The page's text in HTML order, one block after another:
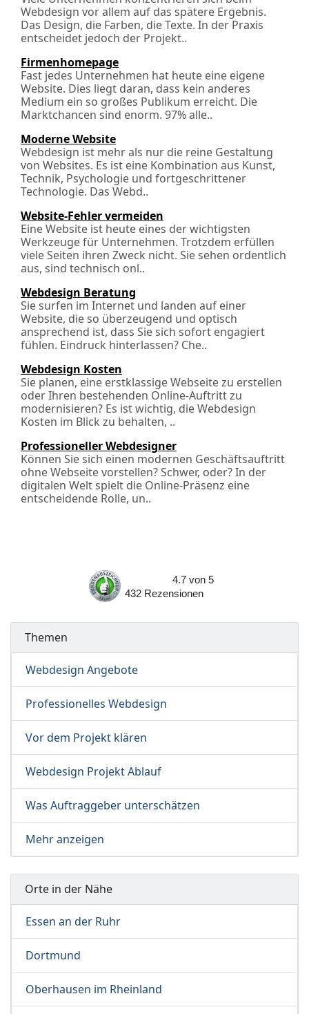
Webdesign vor allem auf das spätere Ergebnis.
Das Design, die Farben, die Texte. In der Praxis
entscheidet jedoch der Projekt..
Firmenhomepage
Fast jedes Unternehmen hat heute eine eigene
Website. Dies liegt daran, dass kein anderes
Medium ein so großes Publikum erreicht. Die
Marktchancen sind enorm. 97% alle..
Moderne Website
Webdesign ist mehr als nur die reine Gestaltung
von Websites. Es ist eine Kombination aus Kunst,
Technik, Psychologie und fortgeschrittener
Technologie. Das Webd..
Website-Fehler vermeiden
Eine Website ist heute eines der wichtigsten
Werkzeuge für Unternehmen. Trotzdem erfüllen
viele Seiten ihren Zweck nicht. Sie sehen ordentlich
aus, sind technisch onl..
Webdesign Beratung
Sie surfen im Internet und landen auf einer
Website, die so überzeugend und optisch
ansprechend ist, dass Sie sich sofort engagiert
fühlen. Eindruck hinterlassen? Che..
Webdesign Kosten
Sie planen, eine erstklassige Webseite zu erstellen
oder Ihren bestehenden Online-Auftritt zu
modernisieren? Es ist wichtig, die Webdesign
Kosten im Blick zu behalten, ..
Professioneller Webdesigner
Können Sie sich einen modernen Geschäftsauftritt
ohne Webseite vorstellen? Schwer, oder? In der
digitalen Welt spielt die Online-Präsenz eine
entscheidende Rolle, un..
4.7 von 5
432
Rezensionen
Themen
Webdesign Angebote
Professionelles Webdesign
Vor dem Projekt klären
Webdesign Projekt Ablauf
Was Auftraggeber unterschätzen
Mehr anzeigen
Orte in der Nähe
Essen an der Ruhr
Dortmund
Oberhausen im Rheinland